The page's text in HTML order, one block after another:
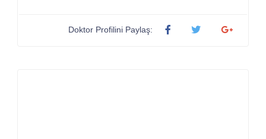
Doktor Profilini Paylaş: